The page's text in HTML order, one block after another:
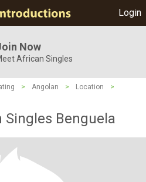
Login
Now
African Singles
> Angolan > Location
>
Singles Benguela